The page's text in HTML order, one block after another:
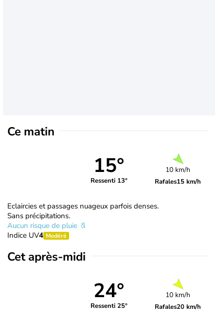
Ce matin
15°
Ressenti 13°
10 km/h
Rafales15 km/h
Eclaircies et passages nuageux parfois denses.
Sans précipitations.
Aucun risque de pluie
Indice UV4 Modéré
Cet après-midi
24°
Ressenti 25°
10 km/h
Rafales20 km/h